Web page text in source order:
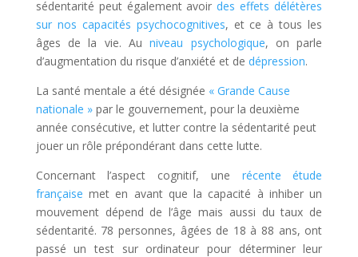
sédentarité peut également avoirdes effets délétères
sur nos capacités psychocognitives, et ce à tous les
âges de la vie. Auniveau psychologique, on parle
d’augmentation du risque d’anxiété et de dépression.
La santé mentale a été désignée « Grande Cause
nationale »par le gouvernement, pour la deuxième
année consécutive, et lutter contre la sédentarité peut
jouer un rôle prépondérant dans cette lutte.
Concernant l’aspect cognitif, une récente étude
française met en avant que la capacité à inhiber un
mouvement dépend de l’âge mais aussi du taux de
sédentarité. 78 personnes, âgées de 18 à 88 ans, ont
passé un test sur ordinateur pour déterminer leur